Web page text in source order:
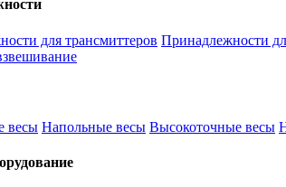
для трансмиттеров Принадлежности
весы Напольные весы Высокоточные весы